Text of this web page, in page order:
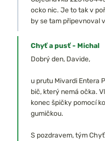
ocko nic. Je to tak v
by se tam připevnoval
Chyť a pusť - Michal
Dobrý den, Davide,
u prutu Mivardi Entera
bič, který nemá očka.
konec špičky pomocí
gumičkou.
S pozdravem, tým